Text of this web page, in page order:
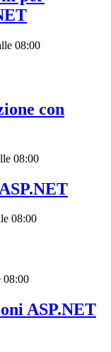
08:00
con
08:00
08:00
08:00
ASP.NET